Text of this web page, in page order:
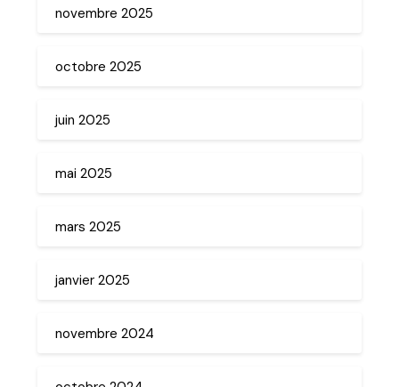
novembre 2025
octobre 2025
juin 2025
mai 2025
mars 2025
janvier 2025
novembre 2024